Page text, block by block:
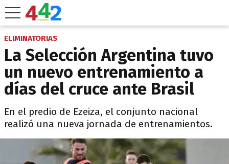
ELIMINATORIAS
La Selección Argentina tuvo
un nuevo entrenamiento a
días del cruce ante Brasil
En el predio de Ezeiza, el conjunto nacional
realizó una nueva jornada de entrenamientos.